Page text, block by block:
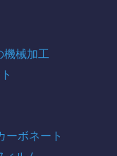
機械加工
ーボネート